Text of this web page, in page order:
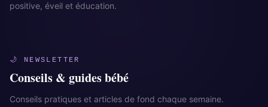
positive, éveil et éducation.
🌙 NEWSLETTER
Conseils & guides bébé
Conseils pratiques et articles de fond chaque semaine.